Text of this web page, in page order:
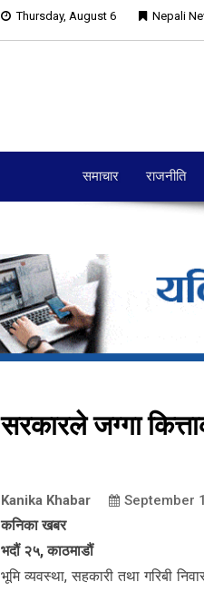
Thursday, August 6 Nepali
समाचार राजनीति
सरकारले जग्गा
Kanika Khabar September
कनिका खबर
भदौं २५, काठमाडौं
भूमि व्यवस्था, सहकारी तथा गरिबी